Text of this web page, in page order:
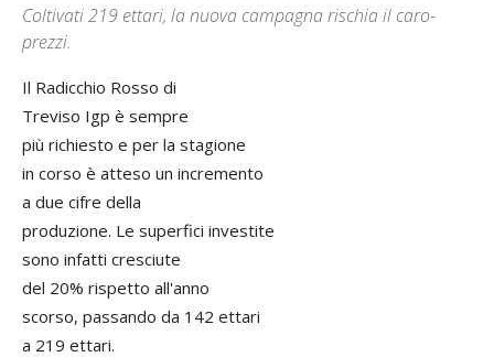
Coltivati 219 ettari, la nuova campagna rischia il caro-
prezzi.
Il Radicchio Rosso di
Treviso Igp è sempre
più richiesto e per la stagione
in corso è atteso un incremento
a due cifre della
produzione. Le superfici investite
sono infatti cresciute
del 20% rispetto all'anno
scorso, passando da 142 ettari
a 219 ettari.